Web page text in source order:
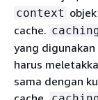
context
cache.
yang
harus
sama dengan